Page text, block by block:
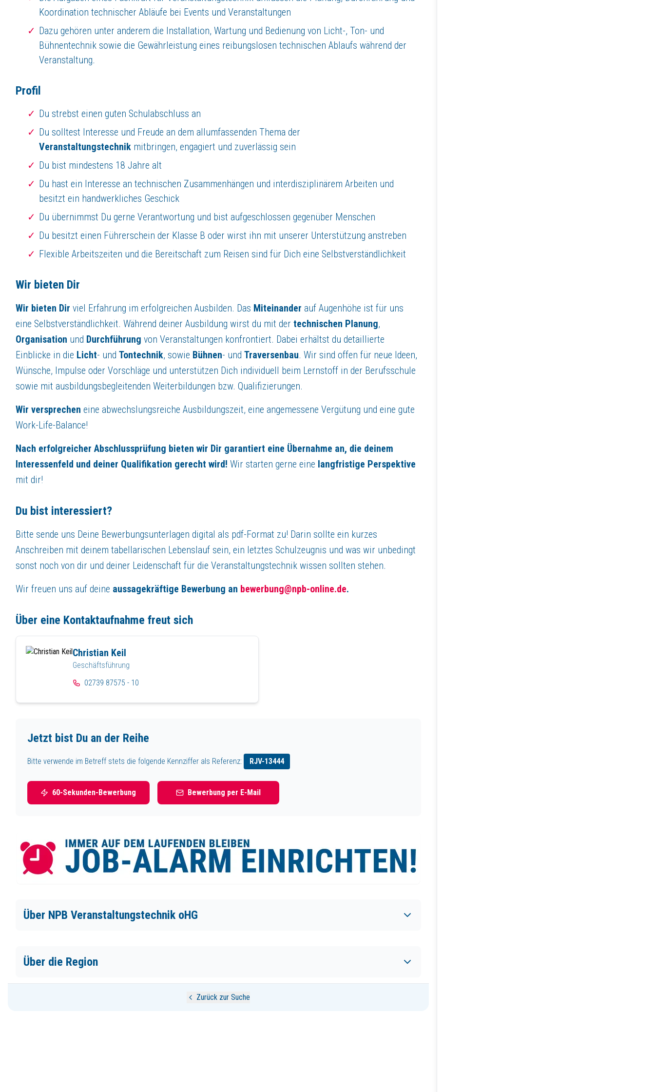
Zu unseren Kunden gehören
national und international tätige Unternehmen aller Größenordnungen
verschiedenartige Spielstätten
Vereine und Privatpersonen
Das Leistungsspektrum umfasst dabei die technische Ausstattung im Bereich Event, Messe, Gala und Kultur.
Koordination technischer Abläufe bei Events und Veranstaltungen
Dazu gehören unter anderem die Installation, Wartung und Bedienung von Licht-, Ton- und
Bühnentechnik sowie die Gewährleistung eines reibungslosen technischen Ablaufs während der
Veranstaltung.
Profil
Du strebst einen guten Schulabschluss an
Du solltest Interesse und Freude an dem allumfassenden Thema der
Veranstaltungstechnik mitbringen, engagiert und zuverlässig sein
Du bist mindestens 18 Jahre alt
Du hast ein Interesse an technischen Zusammenhängen und interdisziplinärem Arbeiten und
besitzt ein handwerkliches Geschick
Du übernimmst Du gerne Verantwortung und bist aufgeschlossen gegenüber Menschen
Du besitzt einen Führerschein der Klasse B oder wirst ihn mit unserer Unterstützung anstreben
Flexible Arbeitszeiten und die Bereitschaft zum Reisen sind für Dich eine Selbstverständlichkeit
Wir bieten Dir
Wir bieten Dir viel Erfahrung im erfolgreichen Ausbilden. Das Miteinander auf Augenhöhe ist für uns
eine Selbstverständlichkeit. Während deiner Ausbildung wirst du mit der technischen Planung,
Organisation und Durchführung von Veranstaltungen konfrontiert. Dabei erhältst du detaillierte
Einblicke in die Licht- und Tontechnik, sowie Bühnen- und Traversenbau. Wir sind offen für neue Ideen,
Wünsche, Impulse oder Vorschläge und unterstützen Dich individuell beim Lernstoff in der Berufsschule
sowie mit ausbildungsbegleitenden Weiterbildungen bzw. Qualifizierungen.
Wir versprechen eine abwechslungsreiche Ausbildungszeit, eine angemessene Vergütung und eine gute
Work-Life-Balance!
Nach erfolgreicher Abschlussprüfung bieten wir Dir garantiert eine Übernahme an, die deinem
Interessenfeld und deiner Qualifikation gerecht wird! Wir starten gerne eine langfristige Perspektive
mit dir!
Du bist interessiert?
Bitte sende uns Deine Bewerbungsunterlagen digital als pdf-Format zu! Darin sollte ein kurzes
Anschreiben mit deinem tabellarischen Lebenslauf sein, ein letztes Schulzeugnis und was wir unbedingt
sonst noch von dir und deiner Leidenschaft für die Veranstaltungstechnik wissen sollten stehen.
Wir freuen uns auf deine aussagekräftige Bewerbung an bewerbung@npb-online.de.
Über eine Kontaktaufnahme freut sich
Christian Keil
Geschäftsführung
02739 87575 - 10
Jetzt bist Du an der Reihe
Bitte verwende im Betreff stets die folgende Kennziffer als Referenz: RJV-13444
60-Sekunden-Bewerbung Bewerbung per E-Mail
Über NPB Veranstaltungstechnik oHG
Über die Region
Zurück zur Suche